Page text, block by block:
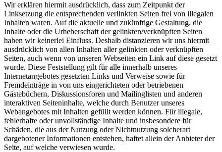
Wir erklären hiermit ausdrücklich, dass zum Zeitpunkt der
Linksetzung die entsprechenden verlinkten Seiten frei von illegalen
Inhalten waren. Auf die aktuelle und zukünftige Gestaltung, die
Inhalte oder die Urheberschaft der gelinkten/verknüpften Seiten
haben wir keinerlei Einfluss. Deshalb distanzieren wir uns hiermit
ausdrücklich von allen Inhalten aller gelinkten oder verknüpften
Seiten, auch wenn von unseren Webseiten ein Link auf diese gesetzt
wurde. Diese Feststellung gilt für alle innerhalb unseres
Internetangebotes gesetzten Links und Verweise sowie für
Fremdeinträge in von uns eingerichteten oder betriebenen
Gästebüchern, Diskussionsforen und Mailinglisten und anderen
interaktiven Seiteninhalte, welche durch Benutzer unseres
Webangebotes mit Inhalten gefüllt werden können. Für illegale,
fehlerhafte oder unvollständige Inhalte und insbesondere für
Schäden, die aus der Nutzung oder Nichtnutzung solcherart
dargebotener Informationen entstehen, haftet allein der Anbieter der
Seite, auf welche verwiesen wurde.